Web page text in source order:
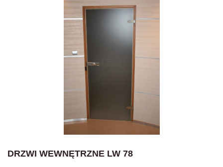
DRZWI WEWNĘTRZNE LW 78